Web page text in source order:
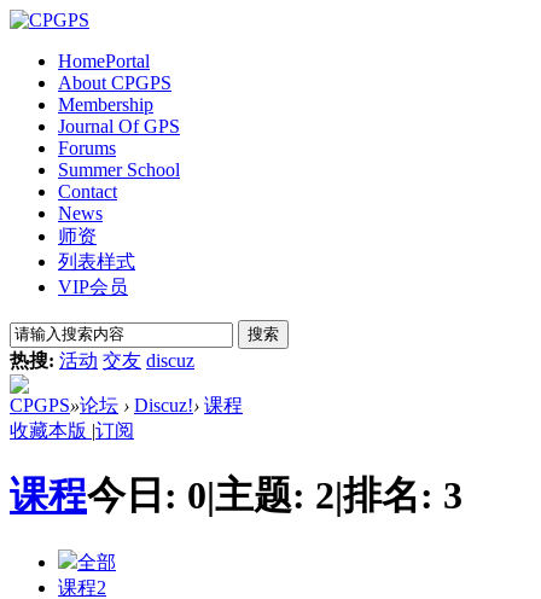
HomePortal
About CPGPS
Membership
Journal Of GPS
Forums
Summer School
Contact
News
师资
列表样式
VIP会员
搜索
热搜: 活动 交友 discuz
CPGPS»论坛 › Discuz!› 课程
收藏本版 |订阅
课程今日: 0|主题: 2|排名: 3
全部
课程2